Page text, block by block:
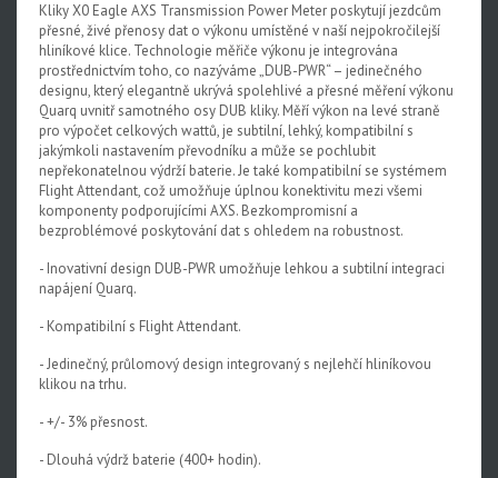
Force AXS E1
Rival AXS E1
Force XPLR AXS E1
Rival XPLR AXS E1
Force eTap AXS Iridescent
Force eTap AXS
Rival eTap AXS
Apex eTap AXS
XPLR AXS
Red eTap
Red22/Red
Force 1
Kliky X0 Eagle AXS Transmission Power Meter poskytují jezdcům
přesné, živé přenosy dat o výkonu umístěné v naší nejpokročilejší
hliníkové klice. Technologie měřiče výkonu je integrována
prostřednictvím toho, co nazýváme „DUB-PWR“ – jedinečného
designu, který elegantně ukrývá spolehlivé a přesné měření výkonu
Quarq uvnitř samotného osy DUB kliky. Měří výkon na levé straně
pro výpočet celkových wattů, je subtilní, lehký, kompatibilní s
jakýmkoli nastavením převodníku a může se pochlubit
nepřekonatelnou výdrží baterie. Je také kompatibilní se systémem
Flight Attendant, což umožňuje úplnou konektivitu mezi všemi
komponenty podporujícími AXS. Bezkompromisní a
bezproblémové poskytování dat s ohledem na robustnost.
- Inovativní design DUB-PWR umožňuje lehkou a subtilní integraci
napájení Quarq.
- Kompatibilní s Flight Attendant.
- Jedinečný, průlomový design integrovaný s nejlehčí hliníkovou
klikou na trhu.
- +/- 3% přesnost.
- Dlouhá výdrž baterie (400+ hodin).